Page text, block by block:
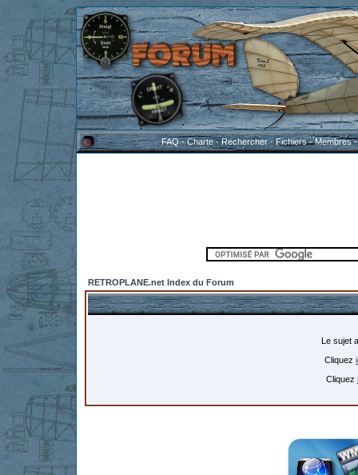
FAQ-Charte-Rechercher-Fichiers-Membres
RETROPLANE.net Index du Forum
Le sujet
Cliquez
Cliquez